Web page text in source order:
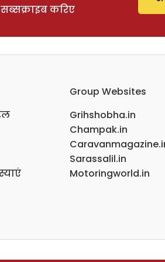
करिए
Group Websites
Grihshobha.in
Champak.in
Sarassalil.in
Motoringworld.in